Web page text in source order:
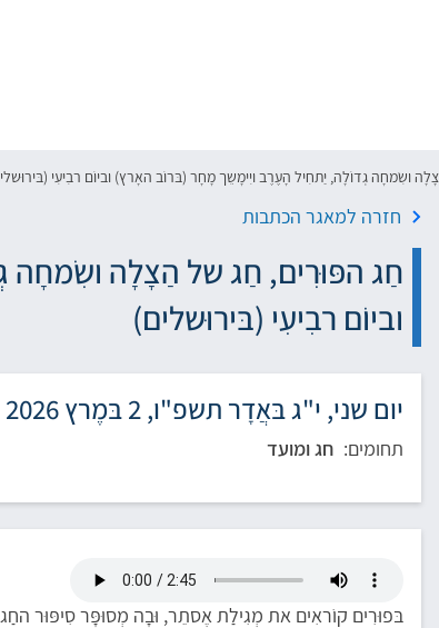
ושִׂמחָה גְדוֹלָה, יַתחִיל הָעֶרֶב ויִימָשֵך מָחָר (בּרוֹב האָרץ) וביוֹם רבִיעִי
חזרה למאגר הכתבות
חַג הפּוּרִים, חַג של הַצָלָה ושִׂמחָה
וביוֹם רבִיעִי (בּירוּשלים)
יום שני, י"ג בּאֲדָר תשפ"ו, 2 בּמֶרץ 2026
תחומים: חג ומועד